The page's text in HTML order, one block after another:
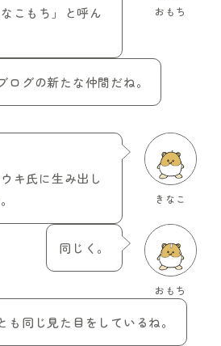
おもち
こもち」と呼ん
ログの新たな仲間だね。
きなこ
キ氏に生み出し
おもち
同じく。
も同じ見た目をしているね。